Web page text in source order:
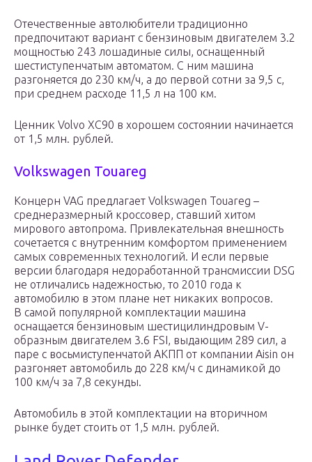
Отечественные автолюбители традиционно
предпочитают вариант с бензиновым двигателем 3.2
мощностью 243 лошадиные силы, оснащенный
шестиступенчатым автоматом. С ним машина
разгоняется до 230 км/ч, а до первой сотни за 9,5 с,
при среднем расходе 11,5 л на 100 км.
Ценник Volvo XC90 в хорошем состоянии начинается
от 1,5 млн. рублей.
Volkswagen Touareg
Концерн VAG предлагает Volkswagen Touareg –
среднеразмерный кроссовер, ставший хитом
мирового автопрома. Привлекательная внешность
сочетается с внутренним комфортом применением
самых современных технологий. И если первые
версии благодаря недоработанной трансмиссии DSG
не отличались надежностью, то 2010 года к
автомобилю в этом плане нет никаких вопросов.
В самой популярной комплектации машина
оснащается бензиновым шестицилиндровым V-
образным двигателем 3.6 FSI, выдающим 289 сил, а
паре с восьмиступенчатой АКПП от компании Aisin он
разгоняет автомобиль до 228 км/ч с динамикой до
100 км/ч за 7,8 секунды.
Автомобиль в этой комплектации на вторичном
рынке будет стоить от 1,5 млн. рублей.